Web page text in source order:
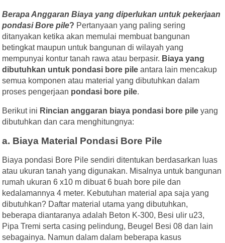
Berapa Anggaran Biaya yang diperlukan untuk pekerjaan
pondasi Bore pile? Pertanyaan yang paling sering
ditanyakan ketika akan memulai membuat bangunan
betingkat maupun untuk bangunan di wilayah yang
mempunyai kontur tanah rawa atau berpasir. Biaya yang
dibutuhkan untuk pondasi bore pile antara lain mencakup
semua komponen atau material yang dibutuhkan dalam
proses pengerjaan pondasi bore pile.
Berikut ini Rincian anggaran biaya pondasi bore pileyang
dibutuhkan dan cara menghitungnya:
a. Biaya Material Pondasi Bore Pile
Biaya pondasi Bore Pile sendiri ditentukan berdasarkan luas
atau ukuran tanah yang digunakan. Misalnya untuk bangunan
rumah ukuran 6 x10 m dibuat 6 buah bore pile dan
kedalamannya 4 meter. Kebutuhan material apa saja yang
dibutuhkan? Daftar material utama yang dibutuhkan,
beberapa diantaranya adalah Beton K-300, Besi ulir u23,
Pipa Tremi serta casing pelindung, Beugel Besi 08 dan lain
sebagainya. Namun dalam dalam beberapa kasus